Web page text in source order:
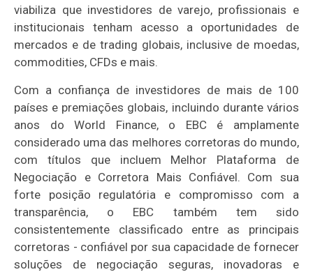
viabiliza que investidores de varejo, profissionais e
institucionais tenham acesso a oportunidades de
mercados e de trading globais, inclusive de moedas,
commodities, CFDs e mais.
Com a confiança de investidores de mais de 100
países e premiações globais, incluindo durante vários
anos do World Finance, o EBC é amplamente
considerado uma das melhores corretoras do mundo,
com títulos que incluem Melhor Plataforma de
Negociação e Corretora Mais Confiável. Com sua
forte posição regulatória e compromisso com a
transparência, o EBC também tem sido
consistentemente classificado entre as principais
corretoras - confiável por sua capacidade de fornecer
soluções de negociação seguras, inovadoras e